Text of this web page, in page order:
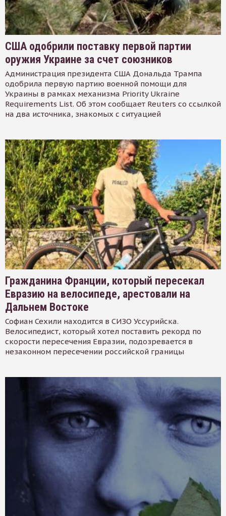
США одобрили поставку первой партии
оружия Украине за счет союзников
Администрация президента США Дональда Трампа
одобрила первую партию военной помощи для
Украины в рамках механизма Priority Ukraine
Requirements List. Об этом сообщает Reuters со ссылкой
на два источника, знакомых с ситуацией
Гражданина Франции, который пересекал
Евразию на велосипеде, арестовали на
Дальнем Востоке
Софиан Сехили находится в СИЗО Уссурийска.
Велосипедист, который хотел поставить рекорд по
скорости пересечения Евразии, подозревается в
незаконном пересечении российской границы